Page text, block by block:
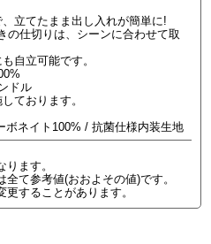
立てたまま出し入れが簡単に!
の仕切りは、シーンに合わせて取
自立可能です。
ドル
ております。
ボネイト100% / 抗菌仕様内装生地
ます。
て参考値(おおよその値)です。
することがあります。